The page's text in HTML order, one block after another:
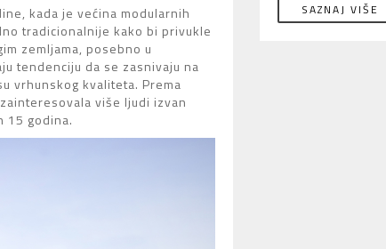
kada je većina modularnih
tradicionalnije kako bi privukle
zemljama, posebno u
tendenciju da se zasnivaju na
vrhunskog kvaliteta. Prema
više ljudi izvan
15 godina.
SAZNAJ VIŠE